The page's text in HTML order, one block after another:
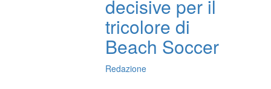
decisive per il
tricolore di
Beach Soccer
Redazione